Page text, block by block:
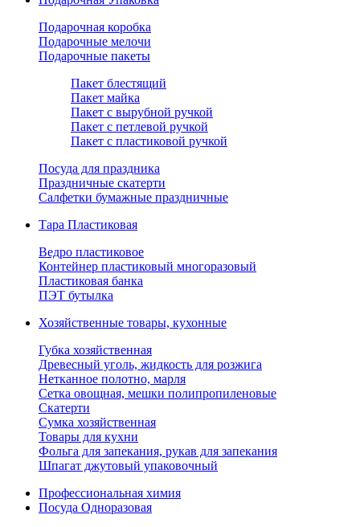
Подарочная коробка
Подарочные мелочи
Подарочные пакеты
Пакет блестящий
Пакет майка
Пакет с вырубной ручкой
Пакет с петлевой ручкой
Пакет с пластиковой ручкой
Посуда для праздника
Праздничные скатерти
Салфетки бумажные праздничные
Тара Пластиковая
Ведро пластиковое
Контейнер пластиковый многоразовый
Пластиковая банка
ПЭТ бутылка
Хозяйственные товары, кухонные
Губка хозяйственная
Древесный уголь, жидкость для розжига
Нетканное полотно, марля
Сетка овощная, мешки полипропиленовые
Скатерти
Сумка хозяйственная
Товары для кухни
Фольга для запекания, рукав для запекания
Шпагат джутовый упаковочный
Профессиональная химия
Посуда Одноразовая